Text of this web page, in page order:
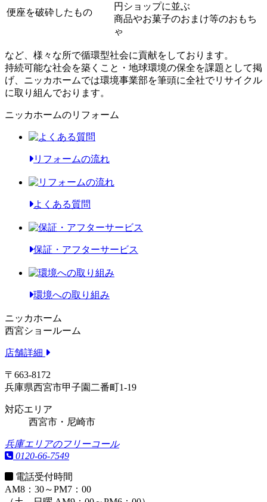
便座を破砕したもの
円ショップに並ぶ
商品やお菓子のおまけ等のおもち
ゃ
など、様々な所で循環型社会に貢献をしております。
持続可能な社会を築くこと・地球環境の保全を課題として掲
げ、ニッカホームでは環境事業部を筆頭に全社でリサイクル
に取り組んでおります。
ニッカホームのリフォーム
リフォームの流れ
よくある質問
保証・アフターサービス
環境への取り組み
ニッカホーム
西宮ショールーム
店舗詳細
〒663-8172
兵庫県西宮市甲子園二番町1-19
対応エリア
西宮市・尼崎市
兵庫エリアのフリーコール
0120-66-7549
電話受付時間
AM8：30～PM7：00